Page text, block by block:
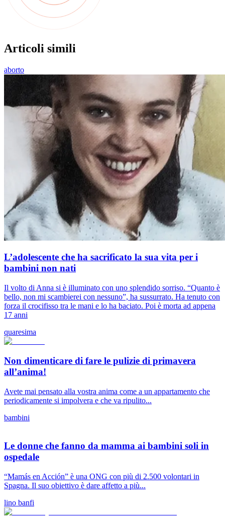
Articoli simili
aborto
L’adolescente che ha sacrificato la sua vita per i
bambini non nati
Il volto di Anna si è illuminato con uno splendido sorriso. “Quanto è
bello, non mi scambierei con nessuno”, ha sussurrato. Ha tenuto con
forza il crocifisso tra le mani e lo ha baciato. Poi è morta ad appena
17 anni
quaresima
Non dimenticare di fare le pulizie di primavera
all’anima!
Avete mai pensato alla vostra anima come a un appartamento che
periodicamente si impolvera e che va ripulito...
bambini
Le donne che fanno da mamma ai bambini soli in
ospedale
“Mamás en Acción” è una ONG con più di 2.500 volontari in
Spagna. Il suo obiettivo è dare affetto a più...
lino banfi